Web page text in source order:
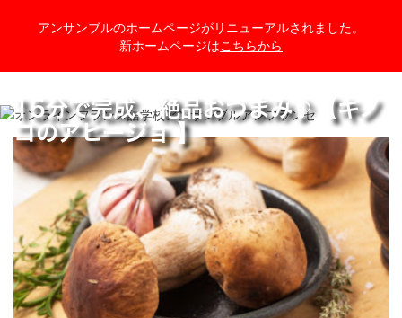
アンサンブルのホームページがリニューアルされました。
新ホームページはこちらから
15分で完成、絶品おつまみ♪【キノ
コのアヒージョ 】